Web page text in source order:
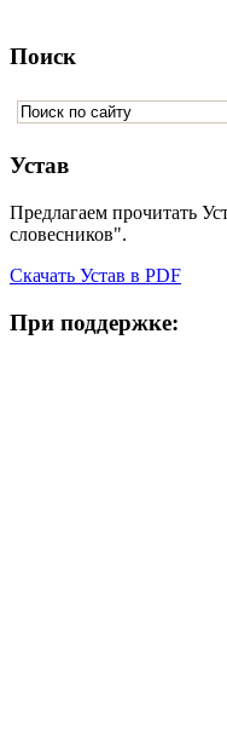
Поиск
Устав
Предлагаем прочитать
словесников".
Скачать Устав в PDF
При поддержке: